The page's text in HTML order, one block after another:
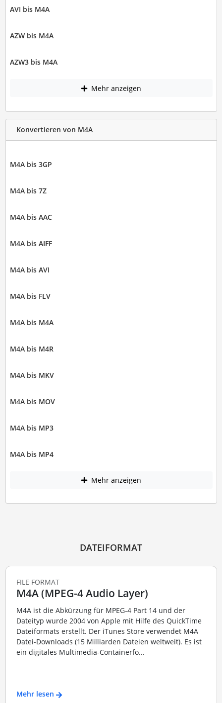
AVI bis M4A
AZW bis M4A
AZW3 bis M4A
Mehr anzeigen
Konvertieren von M4A
M4A bis 3GP
M4A bis 7Z
M4A bis AAC
M4A bis AIFF
M4A bis AVI
M4A bis FLV
M4A bis M4A
M4A bis M4R
M4A bis MKV
M4A bis MOV
M4A bis MP3
M4A bis MP4
Mehr anzeigen
DATEIFORMAT
FILE FORMAT
M4A (MPEG-4 Audio Layer)
M4A ist die Abkürzung für MPEG-4 Part 14 und der
Dateityp wurde 2004 von Apple mit Hilfe des QuickTime
Dateiformats erstellt. Der iTunes Store verwendet M4A
Datei-Downloads (15 Milliarden Dateien weltweit). Es ist
ein digitales Multimedia-Containerfo...
Mehr lesen